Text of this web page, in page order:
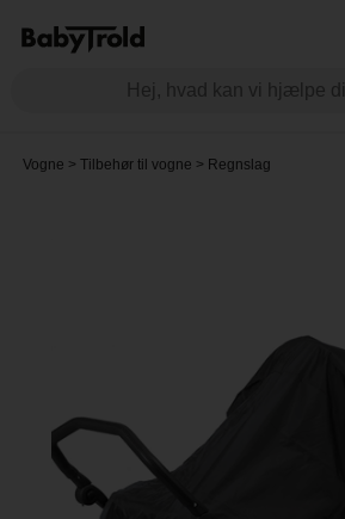
Vogne > Tilbehør til vogne > Regnslag